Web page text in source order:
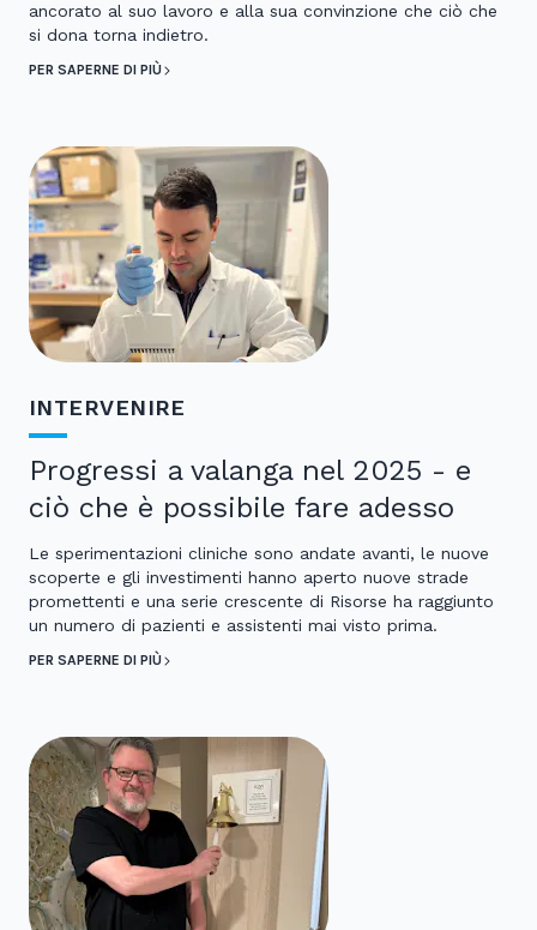
ancorato al suo lavoro e alla sua convinzione che ciò che
si dona torna indietro.
PER SAPERNE DI PIÙ
INTERVENIRE
Progressi a valanga nel 2025 - e
ciò che è possibile fare adesso
Le sperimentazioni cliniche sono andate avanti, le nuove
scoperte e gli investimenti hanno aperto nuove strade
promettenti e una serie crescente di Risorse ha raggiunto
un numero di pazienti e assistenti mai visto prima.
PER SAPERNE DI PIÙ